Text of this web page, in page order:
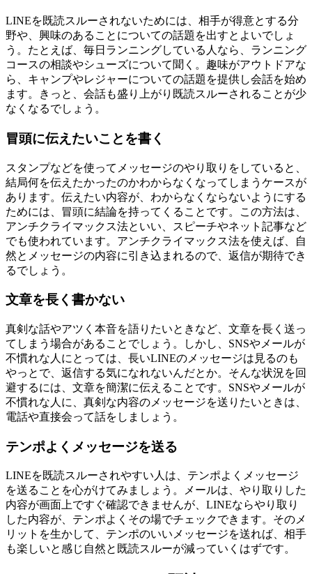
LINEを既読スルーされないためには、相手が得意とする分
野や、興味のあることについての話題を出すとよいでしょ
う。たとえば、毎日ランニングしている人なら、ランニング
コースの相談やシューズについて聞く。趣味がアウトドアな
ら、キャンプやレジャーについての話題を提供し会話を始め
ます。きっと、会話も盛り上がり既読スルーされることが少
なくなるでしょう。
冒頭に伝えたいことを書く
スタンプなどを使ってメッセージのやり取りをしていると、
結局何を伝えたかったのかわからなくなってしまうケースが
あります。伝えたい内容が、わからなくならないようにする
ためには、冒頭に結論を持ってくることです。この方法は、
アンチクライマックス法といい、スピーチやネット記事など
でも使われています。アンチクライマックス法を使えば、自
然とメッセージの内容に引き込まれるので、返信が期待でき
るでしょう。
文章を長く書かない
真剣な話やアツく本音を語りたいときなど、文章を長く送っ
てしまう場合があることでしょう。しかし、SNSやメールが
不慣れな人にとっては、長いLINEのメッセージは見るのも
やっとで、返信する気になれないんだとか。そんな状況を回
避するには、文章を簡潔に伝えることです。SNSやメールが
不慣れな人に、真剣な内容のメッセージを送りたいときは、
電話や直接会って話をしましょう。
テンポよくメッセージを送る
LINEを既読スルーされやすい人は、テンポよくメッセージ
を送ることを心がけてみましょう。メールは、やり取りした
内容が画面上ですぐ確認できませんが、LINEならやり取り
した内容が、テンポよくその場でチェックできます。そのメ
リットを生かして、テンポのいいメッセージを送れば、相手
も楽しいと感じ自然と既読スルーが減っていくはずです。